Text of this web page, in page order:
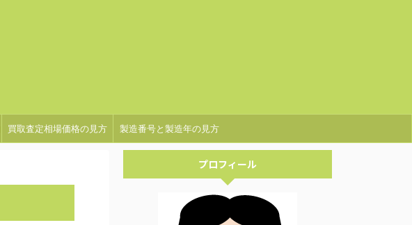
買取査定相場価格の見方 製造番号と製造年の見方
プロフィール